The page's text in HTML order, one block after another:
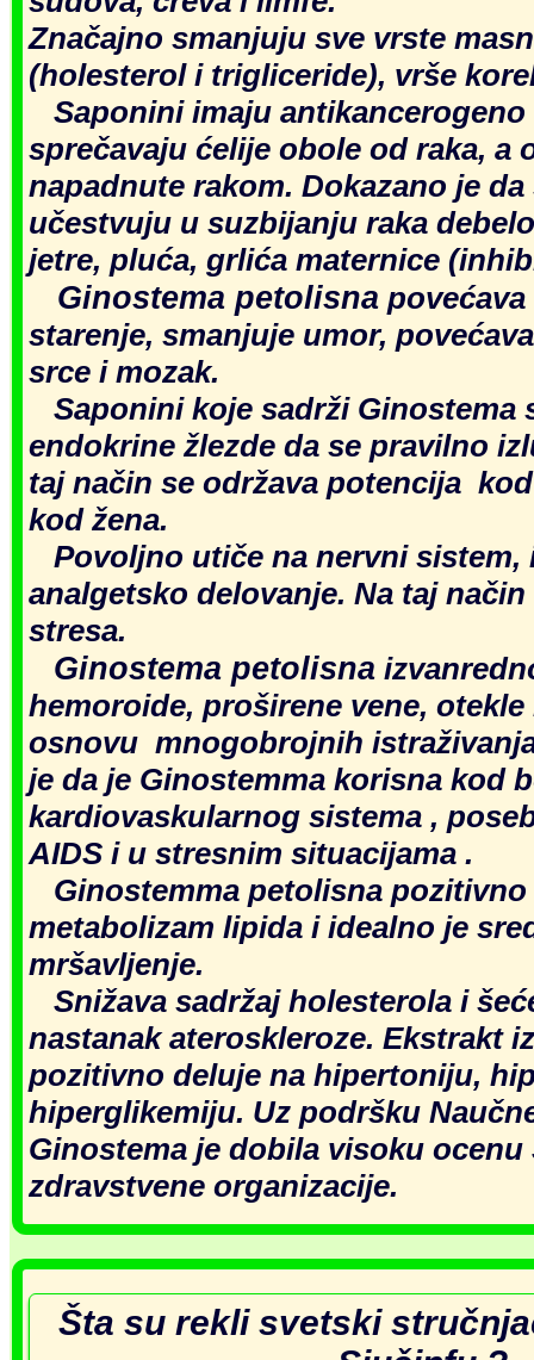
Značajno smanjuju sve vrste
(holesterol i trigliceride), vrše
Saponini imaju antikancerogeno
sprečavaju ćelije obole od raka, a
napadnute rakom. Dokazano je
učestvuju u suzbijanju raka
jetre, pluća, grlića maternice
Ginostema petolisna
starenje, smanjuje umor,
srce i mozak.
Saponini koje sadrži Ginostema
endokrine žlezde da se pravilno
taj način se održava potencija
kod žena.
Povoljno utiče na nervni
analgetsko delovanje. Na taj
stresa.
Ginostema petolisna
hemoroide, proširene vene,
osnovu mnogobrojnih
je da je Ginostemma korisna kod
kardiovaskularnog sistema ,
AIDS i u stresnim situacijama .
Ginostemma petolisna
metabolizam lipida i idealno je
mršavljenje.
Snižava sadržaj holesterola i
nastanak ateroskleroze. Ekstrakt
pozitivno deluje na hipertoniju,
hiperglikemiju. Uz podršku
Ginostema je dobila visoku ocenu
zdravstvene organizacije.
Šta su rekli svetski